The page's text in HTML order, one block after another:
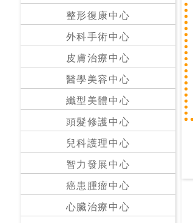
公
院
醫
醫
整形復康中心
外科手術中心
皮膚治療中心
醫學美容中心
纖型美體中心
頭髮修護中心
兒科護理中心
智力發展中心
癌患腫瘤中心
心臟治療中心